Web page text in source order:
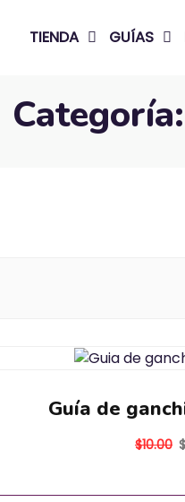
TIENDA GUÍAS
Categoría:
Guía de
$10.00 $